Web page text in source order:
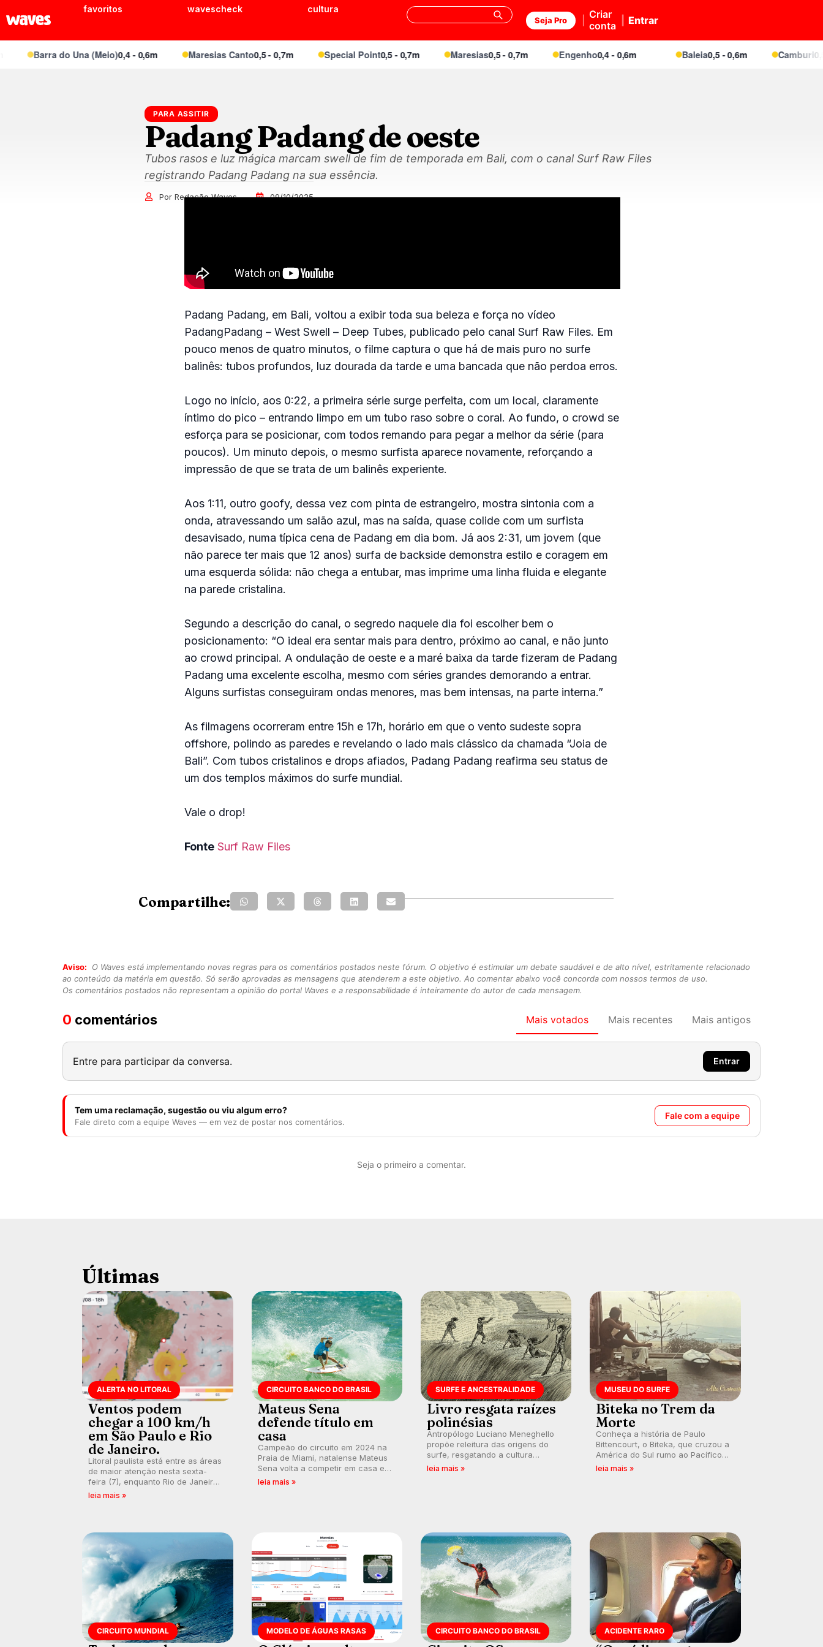
favoritos wavescheck cultura
Seja Pro
Criar
conta
Entrar
Barra do Una (Meio)0,4 - 0,6m Maresias Canto0,5 - 0,7m Special Point0,5 - 0,7m Maresias0,5 - 0,7m Engenho0,4 - 0,6m Baleia0,5 - 0,6m Camburi0,5 -
PARA ASSITIR
Padang Padang de oeste
Tubos rasos e luz mágica marcam swell de fim de temporada em Bali, com o canal Surf Raw Files
registrando Padang Padang na sua essência.
Por Redação Waves 09/10/2025
Padang Padang, em Bali, voltou a exibir toda sua beleza e força no vídeo
PadangPadang – West Swell – Deep Tubes, publicado pelo canal Surf Raw Files. Em
pouco menos de quatro minutos, o filme captura o que há de mais puro no surfe
balinês: tubos profundos, luz dourada da tarde e uma bancada que não perdoa erros.
Logo no início, aos 0:22, a primeira série surge perfeita, com um local, claramente
íntimo do pico – entrando limpo em um tubo raso sobre o coral. Ao fundo, o crowd se
esforça para se posicionar, com todos remando para pegar a melhor da série (para
poucos). Um minuto depois, o mesmo surfista aparece novamente, reforçando a
impressão de que se trata de um balinês experiente.
Aos 1:11, outro goofy, dessa vez com pinta de estrangeiro, mostra sintonia com a
onda, atravessando um salão azul, mas na saída, quase colide com um surfista
desavisado, numa típica cena de Padang em dia bom. Já aos 2:31, um jovem (que
não parece ter mais que 12 anos) surfa de backside demonstra estilo e coragem em
uma esquerda sólida: não chega a entubar, mas imprime uma linha fluida e elegante
na parede cristalina.
Segundo a descrição do canal, o segredo naquele dia foi escolher bem o
posicionamento: “O ideal era sentar mais para dentro, próximo ao canal, e não junto
ao crowd principal. A ondulação de oeste e a maré baixa da tarde fizeram de Padang
Padang uma excelente escolha, mesmo com séries grandes demorando a entrar.
Alguns surfistas conseguiram ondas menores, mas bem intensas, na parte interna.”
As filmagens ocorreram entre 15h e 17h, horário em que o vento sudeste sopra
offshore, polindo as paredes e revelando o lado mais clássico da chamada “Joia de
Bali”. Com tubos cristalinos e drops afiados, Padang Padang reafirma seu status de
um dos templos máximos do surfe mundial.
Vale o drop!
Fonte Surf Raw Files
Compartilhe:
Aviso:
O Waves está implementando novas regras para os comentários postados neste fórum. O objetivo é estimular um debate saudável e de alto nível, estritamente relacionado
ao conteúdo da matéria em questão. Só serão aprovadas as mensagens que atenderem a este objetivo. Ao comentar abaixo você concorda com nossos termos de uso.
Os comentários postados não representam a opinião do portal Waves e a responsabilidade é inteiramente do autor de cada mensagem.
0 comentários Mais votados Mais recentes Mais antigos
Entre para participar da conversa. Entrar
Tem uma reclamação, sugestão ou viu algum erro?
Fale direto com a equipe Waves — em vez de postar nos comentários.
Fale com a equipe
Seja o primeiro a comentar.
Últimas
ALERTA NO LITORAL
Ventos podem
chegar a 100 km/h
em São Paulo e Rio
de Janeiro.
Litoral paulista está entre as áreas
de maior atenção nesta sexta-
feira (7), enquanto Rio de Janeiro
também recebe alerta para ventos
leia mais »
CIRCUITO BANCO DO BRASIL
Mateus Sena
defende título em
casa
Campeão do circuito em 2024 na
Praia de Miami, natalense Mateus
Sena volta a competir em casa em
busca de manter a hegemonia
leia mais »
SURFE E ANCESTRALIDADE
Livro resgata raízes
polinésias
Antropólogo Luciano Meneghello
propõe releitura das origens do
surfe, resgatando a cultura
polinésia e questionando a visão
leia mais »
MUSEU DO SURFE
Biteka no Trem da
Morte
Conheça a história de Paulo
Bittencourt, o Biteka, que cruzou a
América do Sul rumo ao Pacífico
em uma jornada que se tornou um
leia mais »
CIRCUITO MUNDIAL MODELO DE ÁGUAS RASAS CIRCUITO BANCO DO BRASIL ACIDENTE RARO